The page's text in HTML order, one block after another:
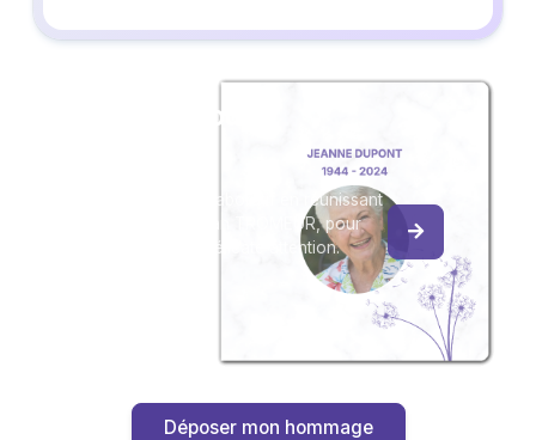
Créez un album
Créez un album collaboratif en réunissant
les hommages à Jean TROMEUR, pour
vous ou pour une délicate attention.
Déposer mon hommage